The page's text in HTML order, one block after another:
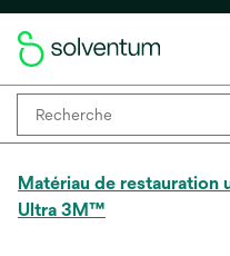
Matériau de restauration
Ultra 3M™